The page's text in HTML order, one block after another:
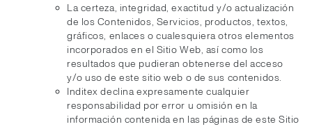
La certeza, integridad, exactitud y/o actualización
de los Contenidos, Servicios, productos, textos,
gráficos, enlaces o cualesquiera otros elementos
incorporados en el Sitio Web, así como los
resultados que pudieran obtenerse del acceso
y/o uso de este sitio web o de sus contenidos.
Inditex declina expresamente cualquier
responsabilidad por error u omisión en la
información contenida en las páginas de este Sitio